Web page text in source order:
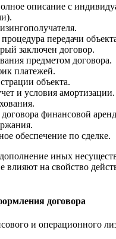
описание с
передачи
заключен договор.
предметом договора.
платежей.
объекта.
и условия амортизации.
финансовой
обеспечение по сделке.
иных
влияют на свойство
договора